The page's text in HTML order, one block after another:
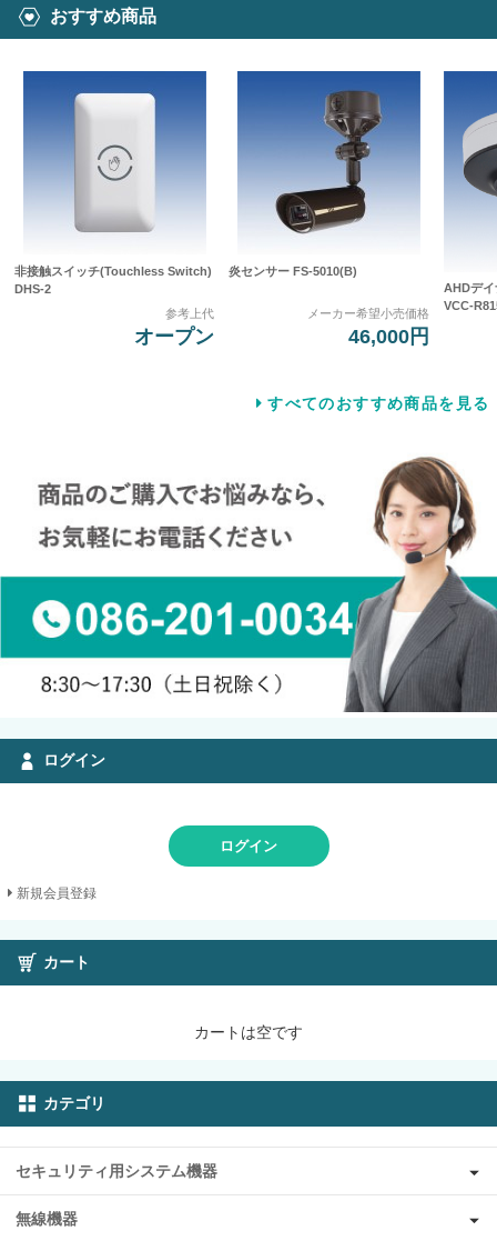
おすすめ商品
非接触スイッチ(Touchless Switch)
DHS-2
参考上代
オープン
炎センサー FS-5010(B)
メーカー希望小売価格
46,000円
AHDデイ
VCC-
すべてのおすすめ商品を見る
ログイン
ログイン
新規会員登録
カート
カートは空です
カテゴリ
セキュリティ用システム機器
無線機器